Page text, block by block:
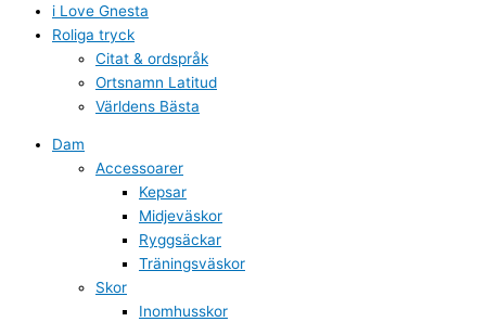
i Love Gnesta
Roliga tryck
Citat & ordspråk
Ortsnamn Latitud
Världens Bästa
Dam
Accessoarer
Kepsar
Midjeväskor
Ryggsäckar
Träningsväskor
Skor
Inomhusskor